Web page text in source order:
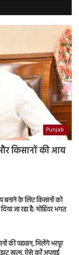
Punjab
किसानों की आय
बनाने के लिए किसानों को
जा रहा है: मोहिंदर भगत
की पहचान, मिलेंगे भरपूर